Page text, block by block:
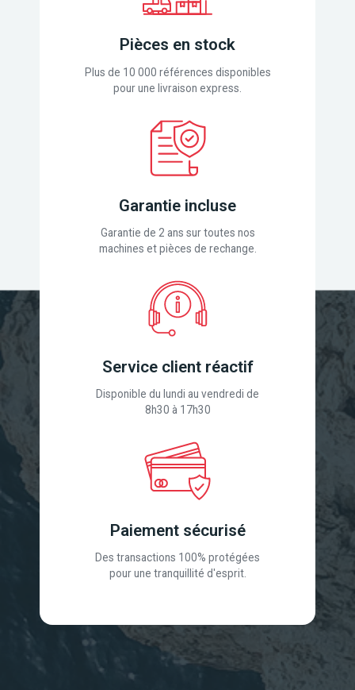
Pièces en stock
Plus de 10 000 références disponibles
pour une livraison express.
Garantie incluse
Garantie de 2 ans sur toutes nos
machines et pièces de rechange.
Service client réactif
Disponible du lundi au vendredi de
8h30 à 17h30
Paiement sécurisé
Des transactions 100% protégées
pour une tranquillité d'esprit.